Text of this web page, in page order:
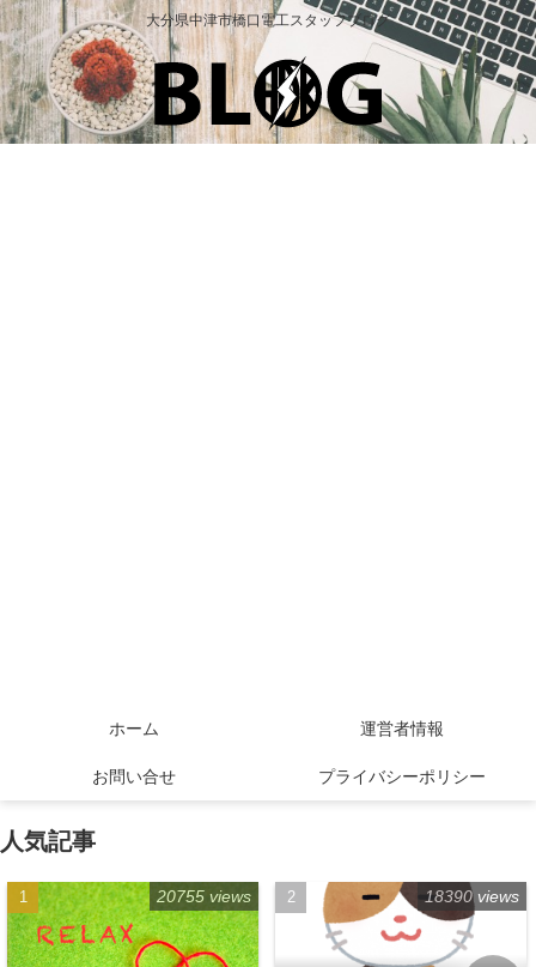
大分県中津市橋口電工スタッフブログ
ホーム 運営者情報
お問い合せ プライバシーポリシー
人気記事
20755 views 18390 views